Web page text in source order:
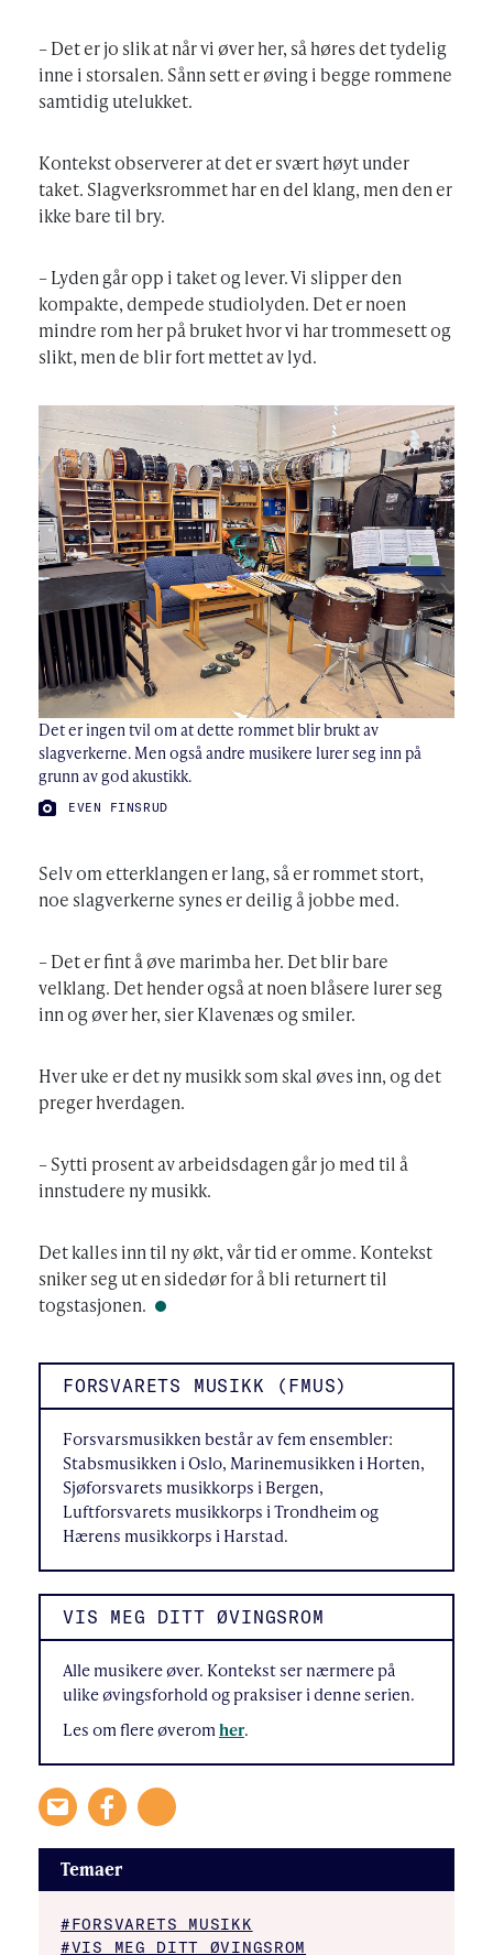
– Det er jo slik at når vi øver her, så høres det tydelig
inne i storsalen. Sånn sett er øving i begge rommene
samtidig utelukket.
Kontekst observerer at det er svært høyt under
taket. Slagverksrommet har en del klang, men den er
ikke bare til bry.
– Lyden går opp i taket og lever. Vi slipper den
kompakte, dempede studiolyden. Det er noen
mindre rom her på bruket hvor vi har trommesett og
slikt, men de blir fort mettet av lyd.
Det er ingen tvil om at dette rommet blir brukt av
slagverkerne. Men også andre musikere lurer seg inn på
grunn av god akustikk.
FOTO:
EVEN FINSRUD
Selv om etterklangen er lang, så er rommet stort,
noe slagverkerne synes er deilig å jobbe med.
– Det er fint å øve marimba her. Det blir bare
velklang. Det hender også at noen blåsere lurer seg
inn og øver her, sier Klavenæs og smiler.
Hver uke er det ny musikk som skal øves inn, og det
preger hverdagen.
– Sytti prosent av arbeidsdagen går jo med til å
innstudere ny musikk.
Det kalles inn til ny økt, vår tid er omme. Kontekst
sniker seg ut en sidedør for å bli returnert til
togstasjonen.
FORSVARETS MUSIKK (FMUS)
Forsvarsmusikken består av fem ensembler:
Stabsmusikken i Oslo, Marinemusikken i Horten,
Sjøforsvarets musikkorps i Bergen,
Luftforsvarets musikkorps i Trondheim og
Hærens musikkorps i Harstad.
VIS MEG DITT ØVINGSROM
Alle musikere øver. Kontekst ser nærmere på
ulike øvingsforhold og praksiser i denne serien.
Les om flere øveromher.
Temaer
#FORSVARETS MUSIKK
#VIS MEG DITT ØVINGSROM